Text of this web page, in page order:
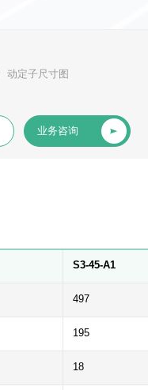
动定子尺寸图
业务咨询
S3-45-A1
497
195
18